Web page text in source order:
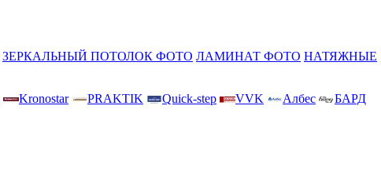
ЗЕРКАЛЬНЫЙ ПОТОЛОК ФОТО ЛАМИНАТ ФОТО НАТЯЖНЫЕ
Kronostar PRAKTIK Quick-step VVK Албес
БАРД